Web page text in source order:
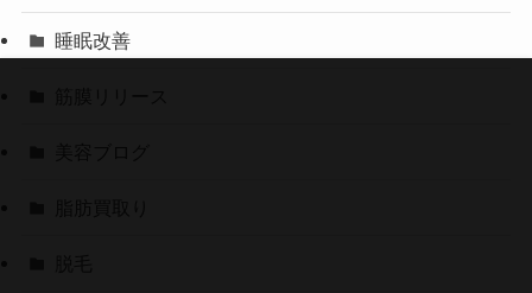
睡眠改善